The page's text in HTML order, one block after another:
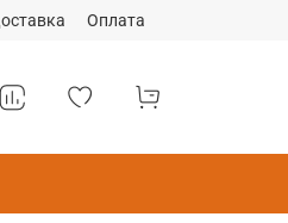
Оплата